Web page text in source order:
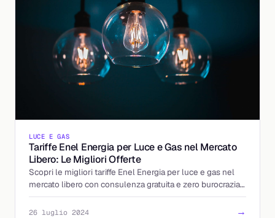
LUCE E GAS
Tariffe Enel Energia per Luce e Gas nel Mercato
Libero: Le Migliori Offerte
Scopri le migliori tariffe Enel Energia per luce e gas nel
mercato libero con consulenza gratuita e zero burocrazia
grazie a Billding.it.
26 luglio 2024 →